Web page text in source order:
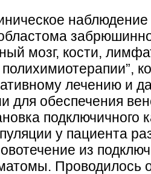
наблюдение
мозг, кости,
лечению и
для обеспечения
подключичного
у пациента
из
Проводилось